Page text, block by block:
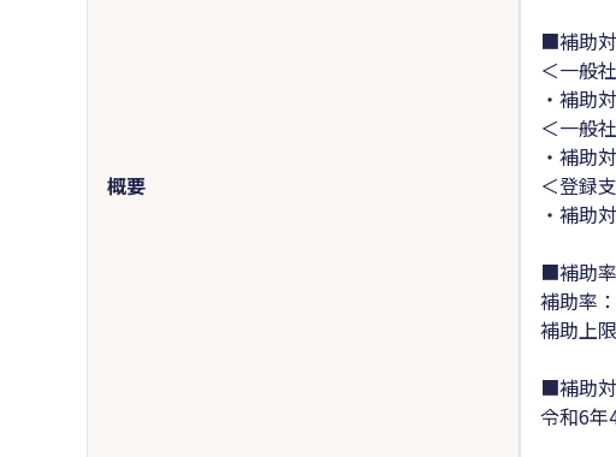
概要
■補助
＜一般
・補助
＜一般
・補助
＜登録
・補助
■補助
補助率
補助上
■補助
令和6年